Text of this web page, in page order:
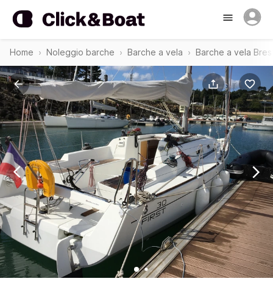
Home Noleggio barche Barche a vela Barche a vela